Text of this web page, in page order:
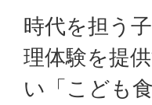
時代を担う
理体験を提
い「こども